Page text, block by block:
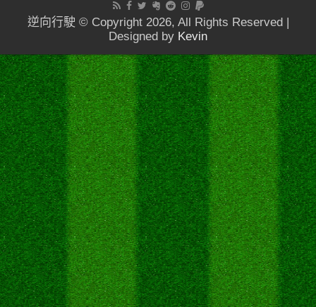
逆向行駛 © Copyright 2026, All Rights Reserved |
Designed by Kevin